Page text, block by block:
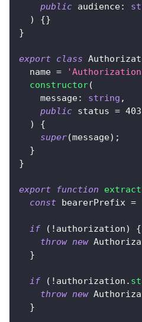
public audience:
)
{}
}
export class
  name
=
constructor(
    message
: string ,
public status = 403
)
{
super(message) ;
}
}
export function
const bearerPrefix =
if ( ! authorization)
{
throw new
}
if ( ! authorization .
throw new
}